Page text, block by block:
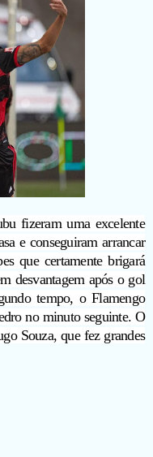
fizeram uma excelente
e conseguiram arrancar
que certamente brigará
desvantagem após o gol
tempo, o Flamengo
no minuto seguinte. O
Souza, que fez grandes